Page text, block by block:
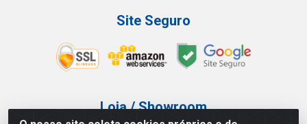
Site Seguro
Loja / Showroom